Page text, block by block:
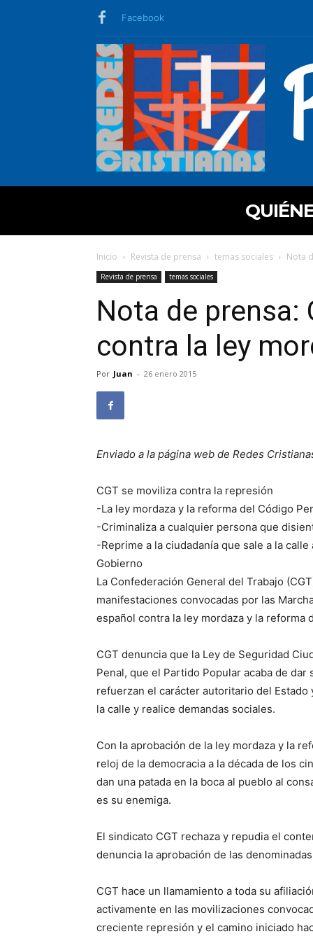
Facebook
Inicio Revista de prensa temas sociales Nota
Revista de prensa temas sociales
Nota de prensa:
contra la ley
Por Juan - 26 enero 2015
Enviado a la página web de Redes
CGT se moviliza contra la represión
-La ley mordaza y la reforma del Código
-Criminaliza a cualquier persona que
-Reprime a la ciudadanía que sale a la
Gobierno
La Confederación General del Trabajo
manifestaciones convocadas por las
español contra la ley mordaza y la reforma
CGT denuncia que la Ley de Seguridad
Penal, que el Partido Popular acaba de
refuerzan el carácter autoritario del Estado
la calle y realice demandas sociales.
Con la aprobación de la ley mordaza y la
reloj de la democracia a la década de los
dan una patada en la boca al pueblo al
es su enemiga.
El sindicato CGT rechaza y repudia el
denuncia la aprobación de las
CGT hace un llamamiento a toda su
activamente en las movilizaciones
creciente represión y el camino iniciado